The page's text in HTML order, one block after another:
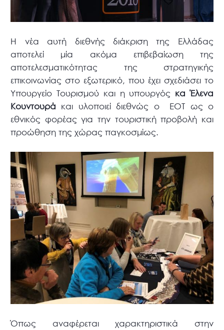
Η νέα αυτή διεθνής διάκριση της Ελλάδας
αποτελεί μία ακόμα επιβεβαίωση της
αποτελεσματικότητας της στρατηγικής
επικοινωνίας στο εξωτερικό, που έχει σχεδιάσει το
Υπουργείο Τουρισμού και η υπουργός κα Έλενα
Κουντουρά και υλοποιεί διεθνώς ο ΕΟΤ ως ο
εθνικός φορέας για την τουριστική προβολή και
προώθηση της χώρας παγκοσμίως.
Όπως αναφέρεται χαρακτηριστικά στην